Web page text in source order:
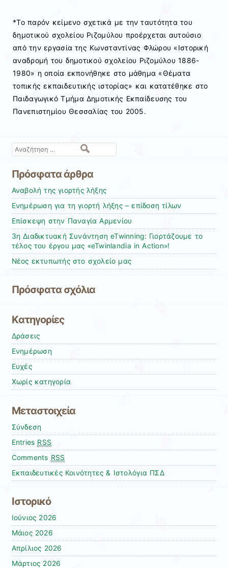
*Το παρόν κείμενο σχετικά με την ταυτότητα του
δημοτικού σχολείου Ριζομύλου προέρχεται αυτούσιο
από την εργασία της Κωνσταντίνας Φλώρου «Ιστορική
αναδρομή του δημοτικού σχολείου Ριζομύλου 1886-
1980» η οποία εκπονήθηκε στο μάθημα «Θέματα
τοπικής εκπαιδευτικής ιστορίας» και κατατέθηκε στο
Παιδαγωγικό Τμήμα Δημοτικής Εκπαίδευσης του
Πανεπιστημίου Θεσσαλίας του 2005.
Αναζήτηση
Πρόσφατα άρθρα
Αναβολή της γιορτής λήξης
Ενημέρωση για τη γιορτή λήξης – επίδοση τίλων
Επίσκεψη στην Παναγία Αρμενίου
3η Διαδικτυακή Συνάντηση eTwinning: Γιορτάζουμε το
τέλος του έργου μας «eTwinlandia in Action»!
Νέος εκτυπωτής στο σχολείο μας
Πρόσφατα σχόλια
Kατηγορίες
Δράσεις
Ενημέρωση
Ευχές
Χωρίς κατηγορία
Μεταστοιχεία
Σύνδεση
Entries RSS
Comments RSS
Εκπαιδευτικές Κοινότητες & Ιστολόγια ΠΣΔ
Ιστορικό
Ιούνιος 2026
Μάιος 2026
Απρίλιος 2026
Μάρτιος 2026